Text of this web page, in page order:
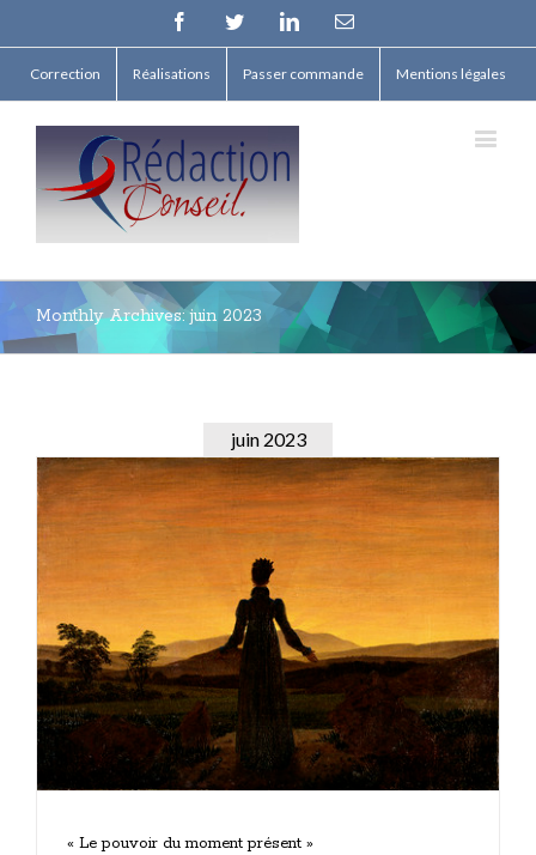
FacebookTwitterLinkedinEmail
Correction Réalisations Passer commande Mentions légales
Monthly Archives:juin 2023
juin 2023
« Le pouvoir du moment présent »